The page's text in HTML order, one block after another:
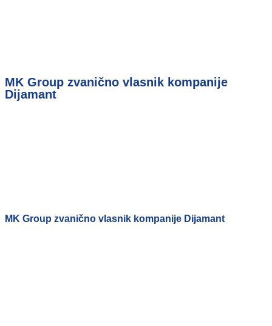
MK Group zvanično vlasnik kompanije
Dijamant
MK Group zvanično vlasnik kompanije Dijamant